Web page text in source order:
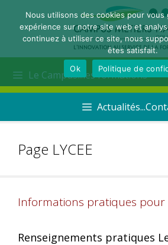
Le Campus...les formations
Page LYCEE
Informations pratiques pour
Renseignements pratiques
Nous utilisons des cookies pour vous
expérience sur notre site web et
continuez à utiliser ce site, nous
êtes satisfait.
Ok
Politique de